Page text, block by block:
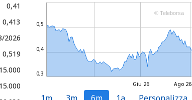
0,41
2026
0,519
Giu 26 Ago 26
0,3
0,4
0,5
© Teleborsa